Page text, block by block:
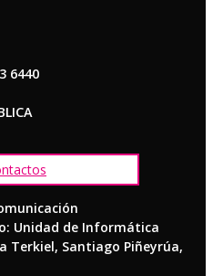
6440
Unidad de Informática
Terkiel, Santiago Piñeyrúa,